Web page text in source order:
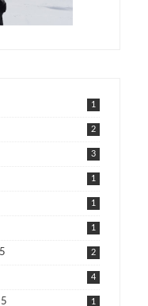
1
2
3
1
1
1
2
4
1